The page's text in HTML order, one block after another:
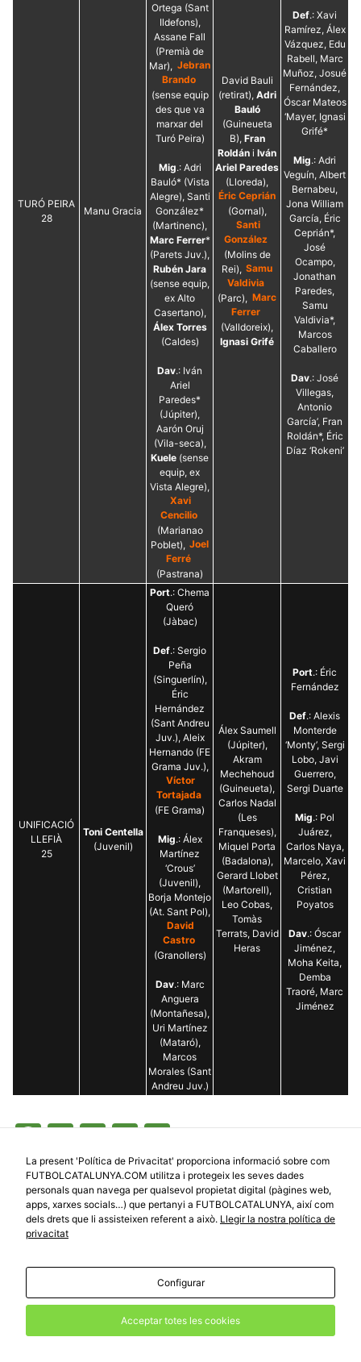
TURÓ PEIRA
28
Manu Gracia
Ortega (Sant
Ildefons),
Assane Fall
(Premià de
Mar), Jebran
Brando
(sense equip
des que va
marxar del
Turó Peira)
Mig.: Adri
Bauló* (Vista
Alegre), Santi
González*
(Martinenc),
Marc Ferrer*
(Parets Juv.),
Rubén Jara
(sense equip,
ex Alto
Casertano),
Álex Torres
(Caldes)
Dav.: Iván
Ariel
Paredes*
(Júpiter),
Aarón Oruj
(Vila-seca),
Kuele (sense
equip, ex
Vista Alegre),
Xavi
Cencilio
(Marianao
Poblet), Joel
Ferré
(Pastrana)
David Bauli
(retirat), Adri
Bauló
(Guineueta
B), Fran
Roldán i Iván
Ariel Paredes
(Lloreda),
Éric Ceprián
(Gornal),
Santi
González
(Molins de
Rei), Samu
Valdivia
(Parc), Marc
Ferrer
(Valldoreix),
Ignasi Grifé
Def.: Xavi
Ramírez, Álex
Vázquez, Edu
Rabell, Marc
Muñoz, Josué
Fernández,
Óscar Mateos
‘Mayer, Ignasi
Grifé*
Mig.: Adri
Veguín, Albert
Bernabeu,
Jona William
García, Éric
Ceprián*,
José
Ocampo,
Jonathan
Paredes,
Samu
Valdivia*,
Marcos
Caballero
Dav.: José
Villegas,
Antonio
García’, Fran
Roldán*, Éric
Díaz ‘Rokeni’
UNIFICACIÓ
LLEFIÀ
25
Toni Centella
(Juvenil)
Port.: Chema
Queró
(Jàbac)
Def.: Sergio
Peña
(Singuerlín),
Éric
Hernández
(Sant Andreu
Juv.), Aleix
Hernando (FE
Grama Juv.),
Víctor
Tortajada
(FE Grama)
Mig.: Álex
Martínez
‘Crous’
(Juvenil),
Borja Montejo
(At. Sant Pol),
David
Castro
(Granollers)
Dav.: Marc
Anguera
(Montañesa),
Uri Martínez
(Mataró),
Marcos
Morales (Sant
Andreu Juv.)
Álex Saumell
(Júpiter),
Akram
Mechehoud
(Guineueta),
Carlos Nadal
(Les
Franqueses),
Miquel Porta
(Badalona),
Gerard Llobet
(Martorell),
Leo Cobas,
Tomàs
Terrats, David
Heras
Port.: Éric
Fernández
Def.: Alexis
Monterde
‘Monty’, Sergi
Lobo, Javi
Guerrero,
Sergi Duarte
Mig.: Pol
Juárez,
Carlos Naya,
Marcelo, Xavi
Pérez,
Cristian
Poyatos
Dav.: Óscar
Jiménez,
Moha Keita,
Demba
Traoré, Marc
Jiménez
Facebook
Twitter
Email
PrintComparteix
Mercat
1a RFEF >>
Primera Catalana 1 >>
Taller
La present 'Política de Privacitat' proporciona informació sobre com
FUTBOLCATALUNYA.COM utilitza i protegeix les seves dades
personals quan navega per qualsevol propietat digital (pàgines web,
apps, xarxes socials…) que pertanyi a FUTBOLCATALUNYA, així com
dels drets que li assisteixen referent a això. Llegir la nostra política de
privacitat
Configurar
Acceptar totes les cookies